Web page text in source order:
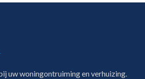
uw woningontruiming en verhuizing.